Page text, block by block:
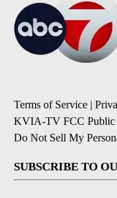
Terms of Service |
KVIA-TV FCC Public
Do Not Sell My
SUBSCRIBE TO